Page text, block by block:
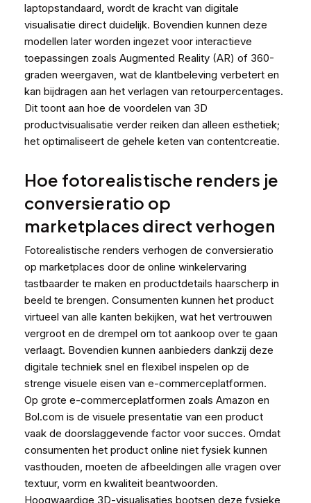
laptopstandaard, wordt de kracht van digitale
visualisatie direct duidelijk. Bovendien kunnen deze
modellen later worden ingezet voor interactieve
toepassingen zoals Augmented Reality (AR) of 360-
graden weergaven, wat de klantbeleving verbetert en
kan bijdragen aan het verlagen van retourpercentages.
Dit toont aan hoe de voordelen van 3D
productvisualisatie verder reiken dan alleen esthetiek;
het optimaliseert de gehele keten van contentcreatie.
Hoe fotorealistische renders je
conversieratio op
marketplaces direct verhogen
Fotorealistische renders verhogen de conversieratio
op marketplaces door de online winkelervaring
tastbaarder te maken en productdetails haarscherp in
beeld te brengen. Consumenten kunnen het product
virtueel van alle kanten bekijken, wat het vertrouwen
vergroot en de drempel om tot aankoop over te gaan
verlaagt. Bovendien kunnen aanbieders dankzij deze
digitale techniek snel en flexibel inspelen op de
strenge visuele eisen van e-commerceplatformen.
Op grote e-commerceplatformen zoals Amazon en
Bol.com is de visuele presentatie van een product
vaak de doorslaggevende factor voor succes. Omdat
consumenten het product online niet fysiek kunnen
vasthouden, moeten de afbeeldingen alle vragen over
textuur, vorm en kwaliteit beantwoorden.
Hoogwaardige 3D-visualisaties bootsen deze fysieke